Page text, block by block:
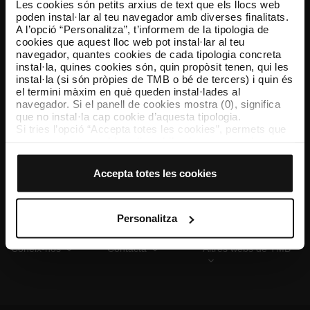
Les cookies són petits arxius de text que els llocs web
poden instal·lar al teu navegador amb diverses finalitats.
A l’opció “Personalitza”, t’informem de la tipologia de
cookies que aquest lloc web pot instal·lar al teu
navegador, quantes cookies de cada tipologia concreta
instal·la, quines cookies són, quin propòsit tenen, qui les
instal·la (si són pròpies de TMB o bé de tercers) i quin és
el termini màxim en què queden instal·lades al
navegador. Si el panell de cookies mostra (0), significa
que no instal·la cap cookie d’aquesta tipologia.
Si tries l’opció “Accepta totes les cookies”, permets que
El selector que es troba a la dreta de cada tipologia de
cookies d’aquella classe.
Un cop hagis marcat les teves preferències, has de fer
clic sobre “Selecciona i configura”. Així, s’instal·laran
només les cookies de la tipologia que hagis seleccionat
personalització, perquè permeten recordar les teves
opcions de navegació (com ara l’idioma) i milloren la teva
Accepta totes les cookies
Personalitza
TMB App
Descarrega’t TMB App i compra els teus bitllets
App Store Google Play
Coneix-nos Contacta Altres webs de TMB